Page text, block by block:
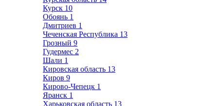
Курск 10
Обоянь 1
Дмитриев 1
Чеченская Республика 13
Грозный 9
Гудермес 2
Шали 1
Кировская область 13
Киров 9
Кирово-Чепецк 1
Яранск 1
Харьковская область 13